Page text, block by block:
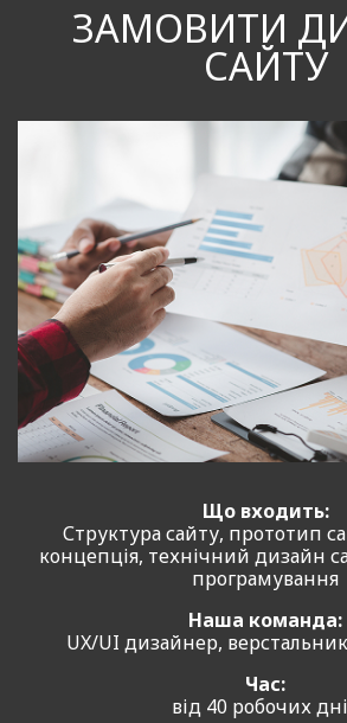
ЗАМОВИТИ
САЙТУ
Що входить:
Структура сайту, прототип
концепція, технічний дизайн
програмування
Наша команда:
UX/UI дизайнер,
Час:
від 40 робочих